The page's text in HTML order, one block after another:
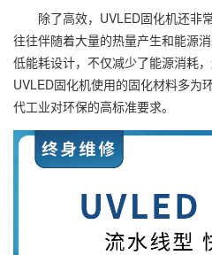
除了高效，UVLED固化机还非
往往伴随着大量的热量产生和能源
低能耗设计，不仅减少了能源消耗
UVLED固化机使用的固化材料多为
代工业对环保的高标准要求。